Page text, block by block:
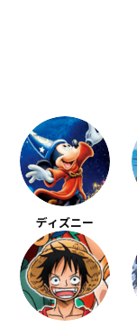
ディズニー